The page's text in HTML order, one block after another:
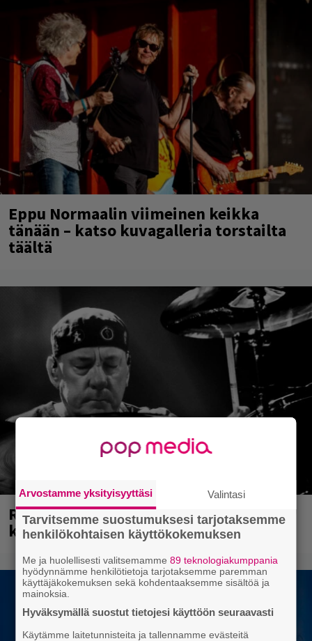
Eppu Normaalin viimeinen keikka
tänään – katso kuvagalleria torstailta
täältä
Rushin Neail Peartista ilmestyy ensi
kuussa dokumentti
Arvostamme yksityisyyttäsi Valintasi
Tarvitsemme suostumuksesi tarjotaksemme
henkilökohtaisen käyttökokemuksen
Me ja huolellisesti valitsemamme89 teknologiakumppania
hyödynnämme henkilötietoja tarjotaksemme paremman
käyttäjäkokemuksen sekä kohdentaaksemme sisältöä ja
mainoksia.
Hyväksymällä suostut tietojesi käyttöön seuraavasti
Käytämme laitetunnisteita ja tallennamme evästeitä